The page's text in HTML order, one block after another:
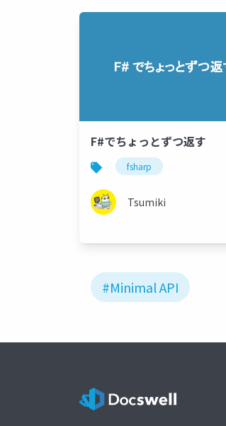
F#でちょっとずつ返す
fsharp
Tsumiki
#Minimal API